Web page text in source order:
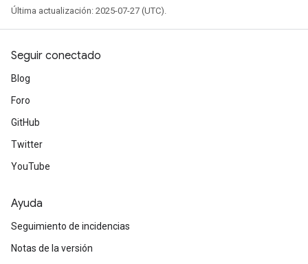
Última actualización: 2025-07-27 (UTC).
Seguir conectado
Blog
Foro
GitHub
Twitter
YouTube
Ayuda
Seguimiento de incidencias
Notas de la versión